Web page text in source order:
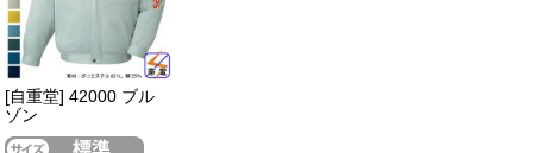
[自重堂] 42000 ブル
ゾン